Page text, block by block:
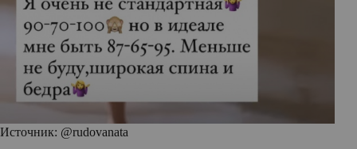
Источник: @rudovanata